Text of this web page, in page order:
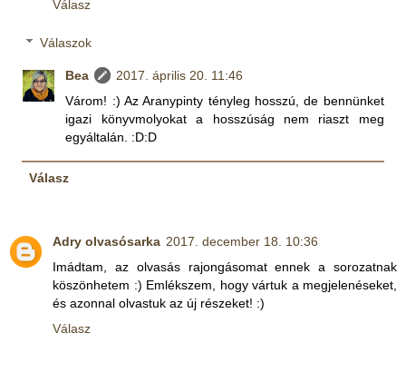
Válasz
Válaszok
Bea
2017. április 20. 11:46
Várom! :) Az Aranypinty tényleg hosszú, de bennünket
igazi könyvmolyokat a hosszúság nem riaszt meg
egyáltalán. :D:D
Válasz
Adry olvasósarka 2017. december 18. 10:36
Imádtam, az olvasás rajongásomat ennek a sorozatnak
köszönhetem :) Emlékszem, hogy vártuk a megjelenéseket,
és azonnal olvastuk az új részeket! :)
Válasz